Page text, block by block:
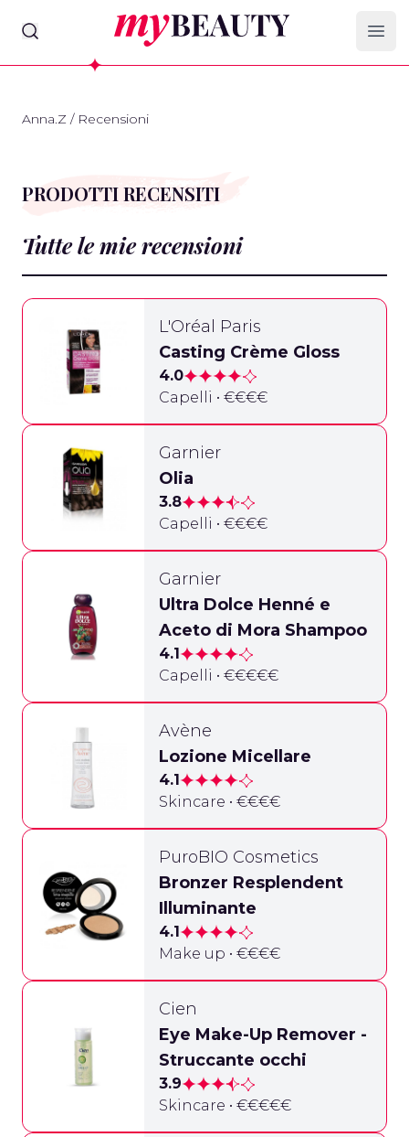
myBeauty
Anna.Z / Recensioni
PRODOTTI RECENSITI
Tutte le mie recensioni
L'Oréal Paris
Casting Crème Gloss
4.0
Capelli • €€€€
Garnier
Olia
3.8
Capelli • €€€€
Garnier
Ultra Dolce Henné e
Aceto di Mora Shampoo
4.1
Capelli • €€€€€
Avène
Lozione Micellare
4.1
Skincare • €€€€
PuroBIO Cosmetics
Bronzer Resplendent
Illuminante
4.1
Make up • €€€€
Cien
Eye Make-Up Remover -
Struccante occhi
3.9
Skincare • €€€€€